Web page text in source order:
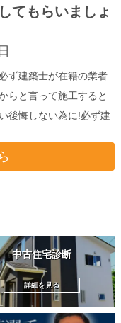
てもらいましょ
ず建築士が在籍の業者
らと言って施工すると
後悔しない為に!必ず建
中古住宅診断
詳細を見る